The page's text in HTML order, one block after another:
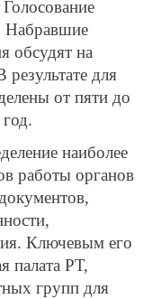
Набравшие
обсудят на
для
от пяти до
наиболее
работы органов
Ключевым его
палата РТ,
групп для